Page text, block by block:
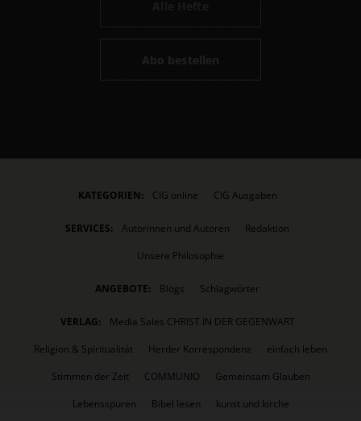
Abo bestellen
KATEGORIEN: CIG online CIG Ausgaben
SERVICES: Autorinnen und Autoren
Redaktion
Unsere Philosophie
ANGEBOTE: Blogs Schlagwörter
VERLAG:
Media Sales CHRIST IN DER GEGENWART
Religion & Spiritualität
Herder Korrespondenz
einfach leben
Stimmen der Zeit
COMMUNIO
Gemeinsam Glauben
Lebensspuren
Bibel lesen kunst und kirche